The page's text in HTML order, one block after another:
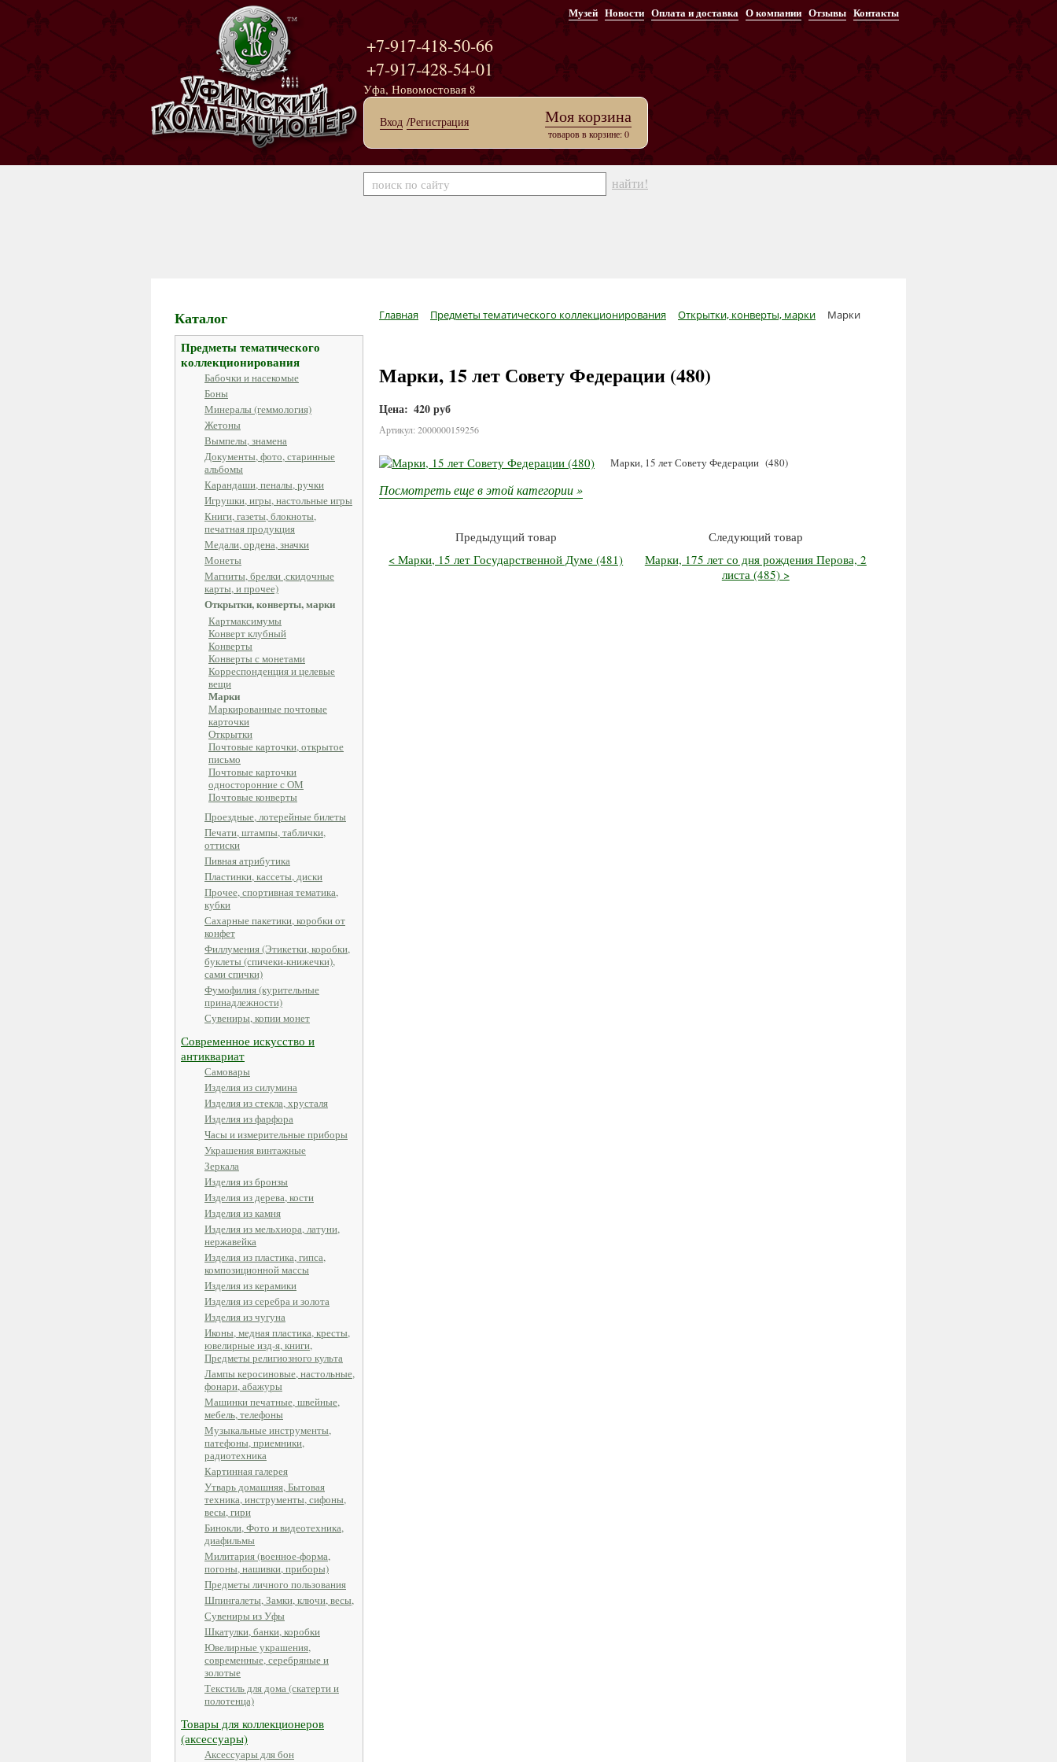
Музей Новости Оплата и доставка О компании Отзывы Контакты
+7-917-418-50-66
+7-917-428-54-01
Уфа, Новомостовая 8
Вход /Регистрация Моя корзина
товаров в корзине: 0
найти!
Каталог
Предметы тематического
коллекционирования
Бабочки и насекомые
Боны
Минералы (геммология)
Жетоны
Вымпелы, знамена
Документы, фото, старинные
альбомы
Карандаши, пеналы, ручки
Игрушки, игры, настольные игры
Книги, газеты, блокноты,
печатная продукция
Медали, ордена, значки
Монеты
Магниты, брелки ,скидочные
карты, и прочее)
Открытки, конверты, марки
Картмаксимумы
Конверт клубный
Конверты
Конверты с монетами
Корреспонденция и целевые
вещи
Марки
Маркированные почтовые
карточки
Открытки
Почтовые карточки, открытое
письмо
Почтовые карточки
односторонние с ОМ
Почтовые конверты
Проездные, лотерейные билеты
Печати, штампы, таблички,
оттиски
Пивная атрибутика
Пластинки, кассеты, диски
Прочее, спортивная тематика,
кубки
Сахарные пакетики, коробки от
конфет
Филлумения (Этикетки, коробки,
буклеты (спичеки-книжечки),
сами спички)
Фумофилия (курительные
принадлежности)
Сувениры, копии монет
Современное искусство и
антиквариат
Самовары
Изделия из силумина
Изделия из стекла, хрусталя
Изделия из фарфора
Часы и измерительные приборы
Украшения винтажные
Зеркала
Изделия из бронзы
Изделия из дерева, кости
Изделия из камня
Изделия из мельхиора, латуни,
нержавейка
Изделия из пластика, гипса,
композиционной массы
Изделия из керамики
Изделия из серебра и золота
Изделия из чугуна
Иконы, медная пластика, кресты,
ювелирные изд-я, книги,
Предметы религиозного культа
Лампы керосиновые, настольные,
фонари, абажуры
Машинки печатные, швейные,
мебель, телефоны
Музыкальные инструменты,
патефоны, приемники,
радиотехника
Картинная галерея
Утварь домашняя, Бытовая
техника, инструменты, сифоны,
весы, гири
Бинокли, Фото и видеотехника,
диафильмы
Милитария (военное-форма,
погоны, нашивки, приборы)
Предметы личного пользования
Шпингалеты, Замки, ключи, весы,
Сувениры из Уфы
Шкатулки, банки, коробки
Ювелирные украшения,
современные, серебряные и
золотые
Текстиль для дома (скатерти и
полотенца)
Товары для коллекционеров
(аксессуары)
Аксессуары для бон
Главная Предметы тематического коллекционирования Открытки, конверты, марки Марки
Марки, 15 лет Совету Федерации (480)
Цена: 420 руб
Артикул: 2000000159256
Марки, 15 лет Совету Федерации (480)
Посмотреть еще в этой категории »
Предыдущий товар
< Марки, 15 лет Государственной Думе (481)
Следующий товар
Марки, 175 лет со дня рождения Перова, 2
листа (485) >